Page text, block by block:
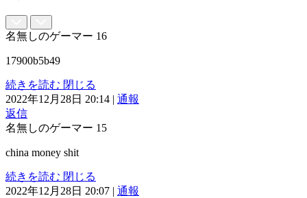
名無しのゲーマー 16
17900b5b49
続きを読む 閉じる
2022年12月28日 20:14 | 通報
返信
名無しのゲーマー 15
china money shit
続きを読む 閉じる
2022年12月28日 20:07 | 通報